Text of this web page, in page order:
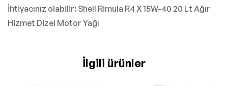
İhtiyacınız olabilir: Shell Rimula R4 X 15W-40 20 Lt Ağır
Hizmet Dizel Motor Yağı
İlgili ürünler